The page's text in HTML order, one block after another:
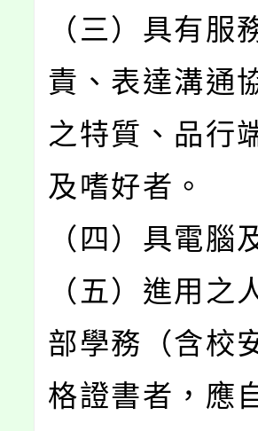
（三）具有服
責、表達溝通
之特質、品行
及嗜好者。
（四）具電腦
（五）進用之
部學務（含校
格證書者，應